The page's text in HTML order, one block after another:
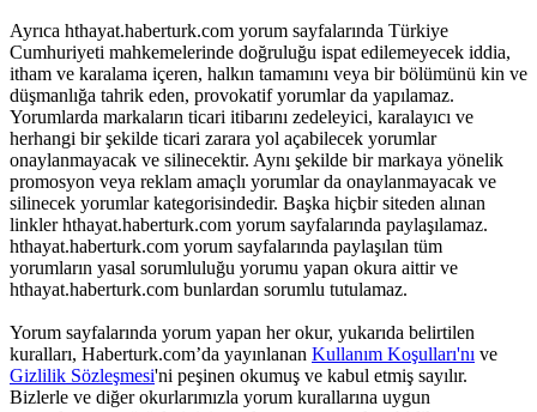
Ayrıca hthayat.haberturk.com yorum sayfalarında Türkiye
Cumhuriyeti mahkemelerinde doğruluğu ispat edilemeyecek iddia,
itham ve karalama içeren, halkın tamamını veya bir bölümünü kin ve
düşmanlığa tahrik eden, provokatif yorumlar da yapılamaz.
Yorumlarda markaların ticari itibarını zedeleyici, karalayıcı ve
herhangi bir şekilde ticari zarara yol açabilecek yorumlar
onaylanmayacak ve silinecektir. Aynı şekilde bir markaya yönelik
promosyon veya reklam amaçlı yorumlar da onaylanmayacak ve
silinecek yorumlar kategorisindedir. Başka hiçbir siteden alınan
linkler hthayat.haberturk.com yorum sayfalarında paylaşılamaz.
hthayat.haberturk.com yorum sayfalarında paylaşılan tüm
yorumların yasal sorumluluğu yorumu yapan okura aittir ve
hthayat.haberturk.com bunlardan sorumlu tutulamaz.
Yorum sayfalarında yorum yapan her okur, yukarıda belirtilen
kuralları, Haberturk.com’da yayınlanan Kullanım Koşulları'nı ve
Gizlilik Sözleşmesi'ni peşinen okumuş ve kabul etmiş sayılır.
Bizlerle ve diğer okurlarımızla yorum kurallarına uygun